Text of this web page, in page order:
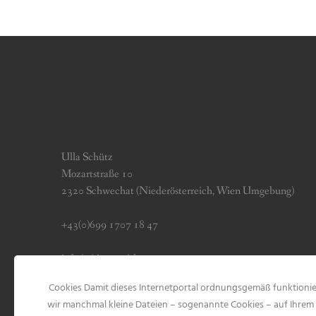
Ulla Schütz
Mozartstraße 10
2320 Schwechat (Niederösterreich, Wien Umgebung)
+43(0)699 1707 18 47
info (at) jerseygirls.at
Impressum & Datenschutz
Cookies Damit dieses Internetportal ordnungsgemäß
wir manchmal kleine Dateien – sogenannte Cookies – auf Ihrem